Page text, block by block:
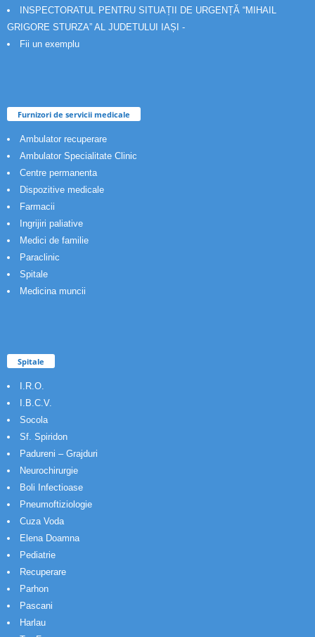
INSPECTORATUL PENTRU SITUAȚII DE URGENȚĂ “MIHAIL
GRIGORE STURZA” AL JUDETULUI IAȘI -
Fii un exemplu
Furnizori de servicii medicale
Ambulator recuperare
Ambulator Specialitate Clinic
Centre permanenta
Dispozitive medicale
Farmacii
Ingrijiri paliative
Medici de familie
Paraclinic
Spitale
Medicina muncii
Spitale
I.R.O.
I.B.C.V.
Socola
Sf. Spiridon
Padureni – Grajduri
Neurochirurgie
Boli Infectioase
Pneumoftiziologie
Cuza Voda
Elena Doamna
Pediatrie
Recuperare
Parhon
Pascani
Harlau